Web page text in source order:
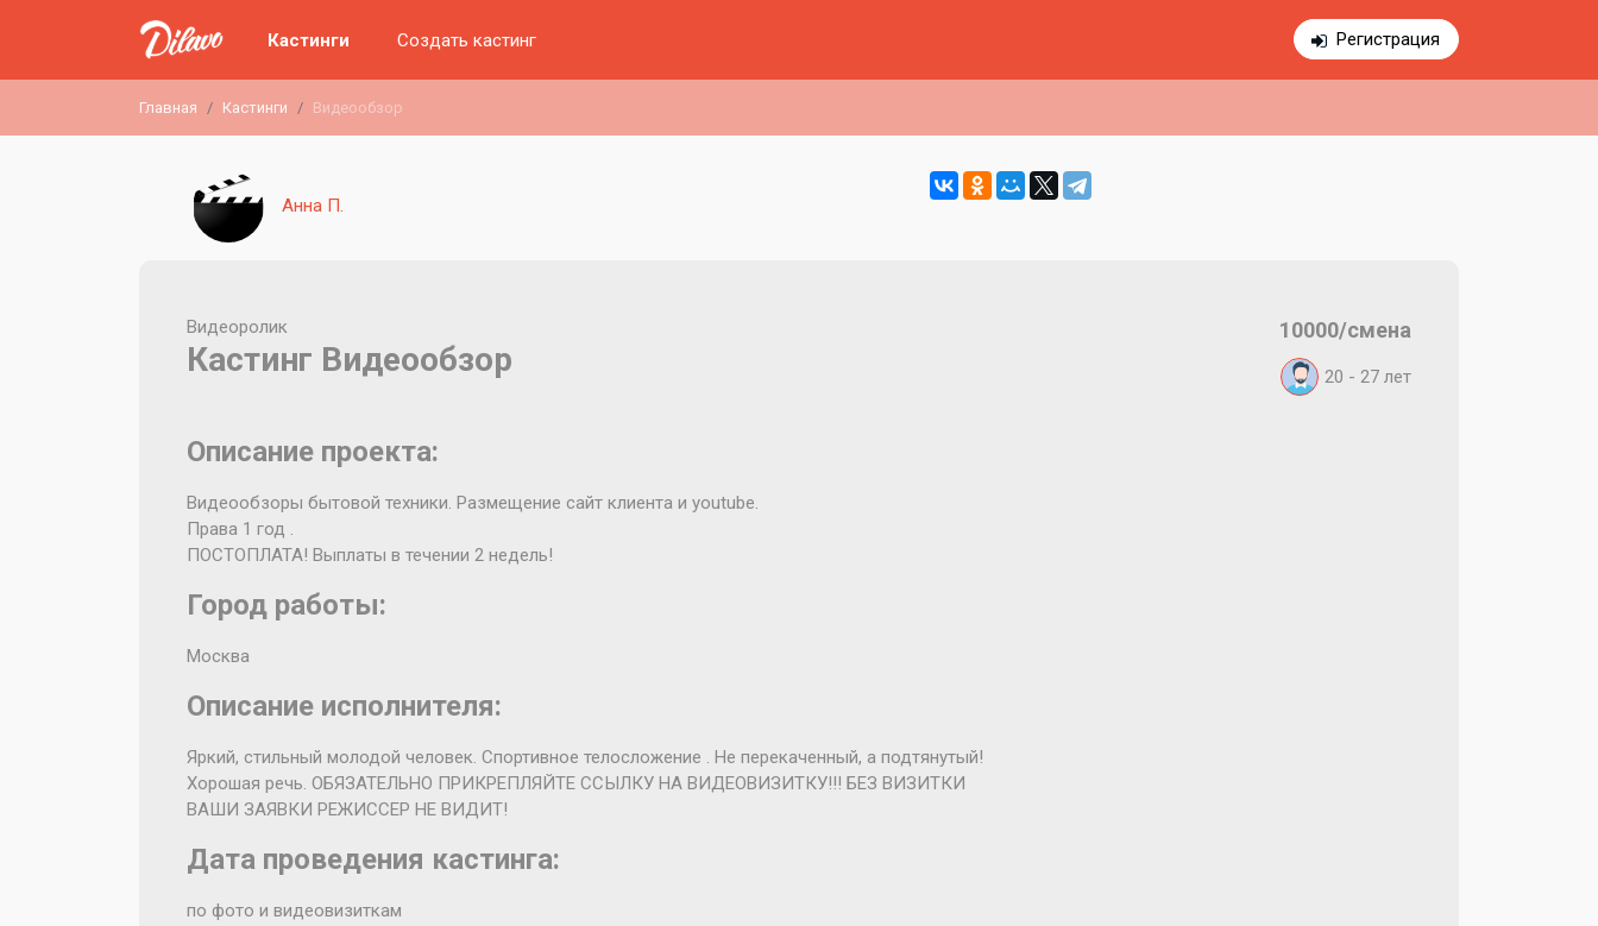
Регистрация
Кастинги Создать кастинг
Главная Кастинги Видеообзор
Анна П.
Видеоролик
Кастинг Видеообзор
10000/смена
20 - 27лет
Описание проекта:
Видеообзоры бытовой техники. Размещение сайт клиента и youtube.
Права 1 год .
ПОСТОПЛАТА! Выплаты в течении 2 недель!
Город работы:
Москва
Описание исполнителя:
Яркий, стильный молодой человек. Спортивное телосложение . Не перекаченный, а подтянутый!
Хорошая речь. ОБЯЗАТЕЛЬНО ПРИКРЕПЛЯЙТЕ ССЫЛКУ НА ВИДЕОВИЗИТКУ!!! БЕЗ ВИЗИТКИ
ВАШИ ЗАЯВКИ РЕЖИССЕР НЕ ВИДИТ!
Дата проведения кастинга:
по фото и видеовизиткам